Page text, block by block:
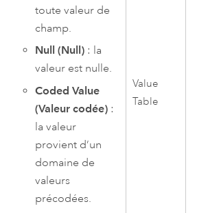
toute valeur de
champ.
Null (Null) : la
valeur est nulle.
Coded Value
(Valeur codée) :
la valeur
provient d’un
domaine de
valeurs
précodées.
Value
Table